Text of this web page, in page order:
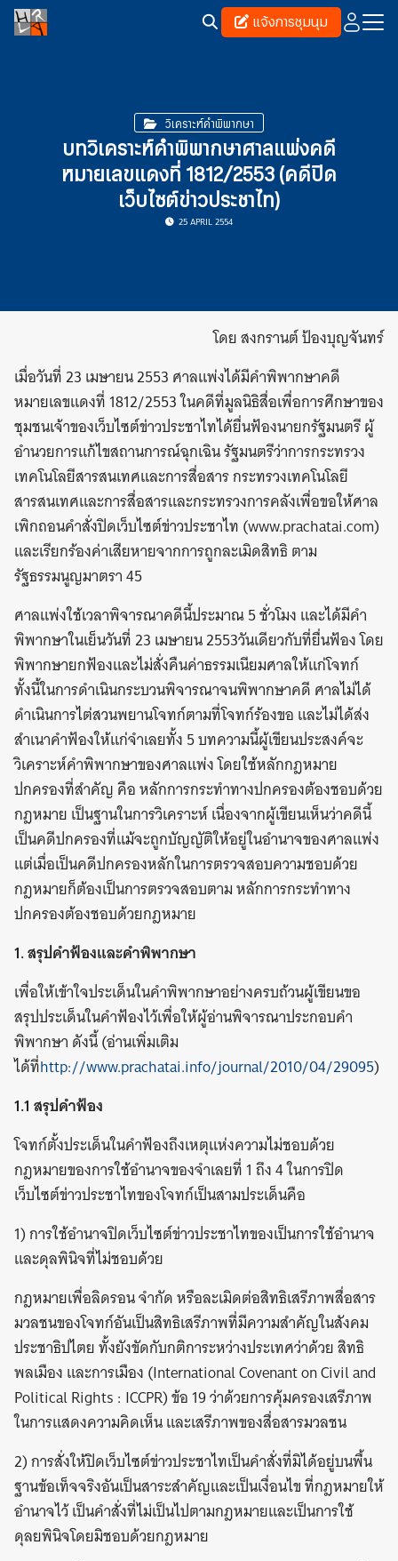
Skip
แจ้งการชุมนุม
วิเคราะห์คำพิพากษา
บทวิเคราะห์คำพิพากษาศาลแพ่งคดี
หมายเลขแดงที่ 1812/2553 (คดีปิด
เว็บไซต์ข่าวประชาไท)
25 APRIL 2554
โดย สงกรานต์ ป้องบุญจันทร์
เมื่อวันที่ 23 เมษายน 2553 ศาลแพ่งได้มีคำพิพากษาคดี
หมายเลขแดงที่ 1812/2553 ในคดีที่มูลนิธิสื่อเพื่อการศึกษาของ
ชุมชนเจ้าของเว็บไซต์ข่าวประชาไทได้ยื่นฟ้องนายกรัฐมนตรี ผู้
อำนวยการแก้ไขสถานการณ์ฉุกเฉิน รัฐมนตรีว่าการกระทรวง
เทคโนโลยีสารสนเทศและการสื่อสาร กระทรวงเทคโนโลยี
สารสนเทศและการสื่อสารและกระทรวงการคลังเพื่อขอให้ศาล
เพิกถอนคำสั่งปิดเว็บไซต์ข่าวประชาไท (www.prachatai.com)
และเรียกร้องค่าเสียหายจากการถูกละเมิดสิทธิ ตาม
รัฐธรรมนูญมาตรา 45
ศาลแพ่งใช้เวลาพิจารณาคดีนี้ประมาณ 5 ชั่วโมง และได้มีคำ
พิพากษาในเย็นวันที่ 23 เมษายน 2553วันเดียวกับที่ยื่นฟ้อง โดย
พิพากษายกฟ้องและไม่สั่งคืนค่าธรรมเนียมศาลให้แก่โจทก์
ทั้งนี้ในการดำเนินกระบวนพิจารณาจนพิพากษาคดี ศาลไม่ได้
ดำเนินการไต่สวนพยานโจทก์ตามที่โจทก์ร้องขอ และไม่ได้ส่ง
สำเนาคำฟ้องให้แก่จำเลยทั้ง 5 บทความนี้ผู้เขียนประสงค์จะ
วิเคราะห์คำพิพากษาของศาลแพ่ง โดยใช้หลักกฎหมาย
ปกครองที่สำคัญ คือ หลักการกระทำทางปกครองต้องชอบด้วย
กฎหมาย เป็นฐานในการวิเคราะห์ เนื่องจากผู้เขียนเห็นว่าคดีนี้
เป็นคดีปกครองที่แม้จะถูกบัญญัติให้อยู่ในอำนาจของศาลแพ่ง
แต่เมื่อเป็นคดีปกครองหลักในการตรวจสอบความชอบด้วย
กฎหมายก็ต้องเป็นการตรวจสอบตาม หลักการกระทำทาง
ปกครองต้องชอบด้วยกฎหมาย
1. สรุปคำฟ้องและคำพิพากษา
เพื่อให้เข้าใจประเด็นในคำพิพากษาอย่างครบถ้วนผู้เขียนขอ
สรุปประเด็นในคำฟ้องไว้เพื่อให้ผู้อ่านพิจารณาประกอบคำ
พิพากษา ดังนี้ (อ่านเพิ่มเติม
ได้ที่http://www.prachatai.info/journal/2010/04/29095)
1.1 สรุปคำฟ้อง
โจทก์ตั้งประเด็นในคำฟ้องถึงเหตุแห่งความไม่ชอบด้วย
กฎหมายของการใช้อำนาจของจำเลยที่ 1 ถึง 4 ในการปิด
เว็บไซต์ข่าวประชาไทของโจทก์เป็นสามประเด็นคือ
1) การใช้อำนาจปิดเว็บไซต์ข่าวประชาไทของเป็นการใช้อำนาจ
และดุลพินิจที่ไม่ชอบด้วย
กฎหมายเพื่อลิดรอน จำกัด หรือละเมิดต่อสิทธิเสรีภาพสื่อสาร
มวลชนของโจทก์อันเป็นสิทธิเสรีภาพที่มีความสำคัญในสังคม
ประชาธิปไตย ทั้งยังขัดกับกติการะหว่างประเทศว่าด้วย สิทธิ
พลเมือง และการเมือง (International Covenant on Civil and
Political Rights : ICCPR) ข้อ 19 ว่าด้วยการคุ้มครองเสรีภาพ
ในการแสดงความคิดเห็น และเสรีภาพของสื่อสารมวลชน
2) การสั่งให้ปิดเว็บไซต์ข่าวประชาไทเป็นคำสั่งที่มิได้อยู่บนพื้น
ฐานข้อเท็จจริงอันเป็นสาระสำคัญและเป็นเงื่อนไข ที่กฎหมายให้
อำนาจไว้ เป็นคำสั่งที่ไม่เป็นไปตามกฎหมายและเป็นการใช้
ดุลยพินิจโดยมิชอบด้วยกฎหมาย